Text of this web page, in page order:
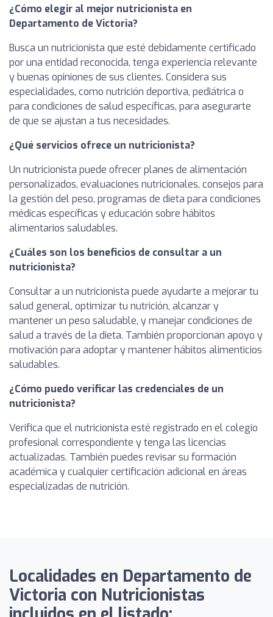
¿Cómo elegir al mejor nutricionista en
Departamento de Victoria?
Busca un nutricionista que esté debidamente certificado
por una entidad reconocida, tenga experiencia relevante
y buenas opiniones de sus clientes. Considera sus
especialidades, como nutrición deportiva, pediátrica o
para condiciones de salud específicas, para asegurarte
de que se ajustan a tus necesidades.
¿Qué servicios ofrece un nutricionista?
Un nutricionista puede ofrecer planes de alimentación
personalizados, evaluaciones nutricionales, consejos para
la gestión del peso, programas de dieta para condiciones
médicas específicas y educación sobre hábitos
alimentarios saludables.
¿Cuáles son los beneficios de consultar a un
nutricionista?
Consultar a un nutricionista puede ayudarte a mejorar tu
salud general, optimizar tu nutrición, alcanzar y
mantener un peso saludable, y manejar condiciones de
salud a través de la dieta. También proporcionan apoyo y
motivación para adoptar y mantener hábitos alimenticios
saludables.
¿Cómo puedo verificar las credenciales de un
nutricionista?
Verifica que el nutricionista esté registrado en el colegio
profesional correspondiente y tenga las licencias
actualizadas. También puedes revisar su formación
académica y cualquier certificación adicional en áreas
especializadas de nutrición.
Localidades en Departamento de
Victoria con Nutricionistas